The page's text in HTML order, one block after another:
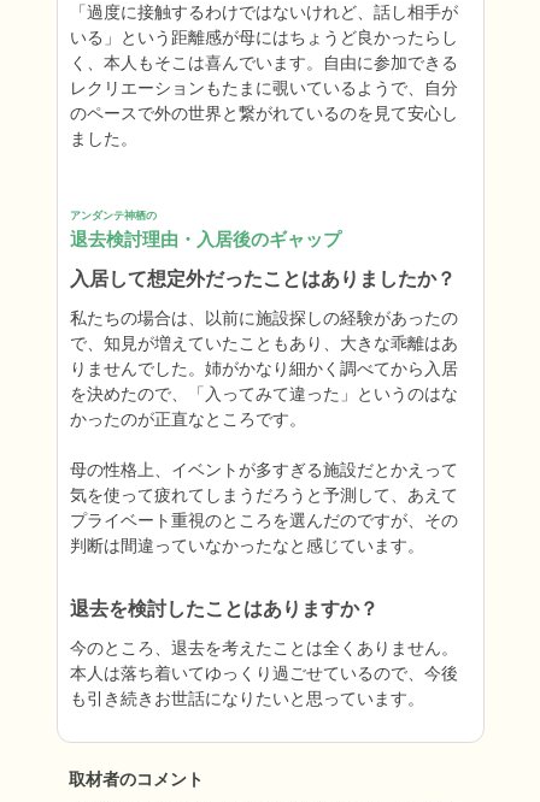
「過度に接触するわけではないけれど、話し相手が
いる」という距離感が母にはちょうど良かったらし
く、本人もそこは喜んでいます。自由に参加できる
レクリエーションもたまに覗いているようで、自分
のペースで外の世界と繋がれているのを見て安心し
ました。
アンダンテ神栖の
退去検討理由・入居後のギャップ
入居して想定外だったことはありましたか？
私たちの場合は、以前に施設探しの経験があったの
で、知見が増えていたこともあり、大きな乖離はあ
りませんでした。姉がかなり細かく調べてから入居
を決めたので、「入ってみて違った」というのはな
かったのが正直なところです。
母の性格上、イベントが多すぎる施設だとかえって
気を使って疲れてしまうだろうと予測して、あえて
プライベート重視のところを選んだのですが、その
判断は間違っていなかったなと感じています。
退去を検討したことはありますか？
今のところ、退去を考えたことは全くありません。
本人は落ち着いてゆっくり過ごせているので、今後
も引き続きお世話になりたいと思っています。
取材者のコメント